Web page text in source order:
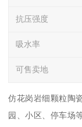
抗压强度
吸水率
可售卖地
仿花岗岩细颗粒陶
园、小区、停车场